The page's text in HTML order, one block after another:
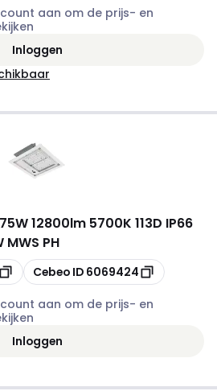
aan om de prijs- en
Inloggen
12800lm 5700K 113D IP66
MWS PH
Kopiëren
Cebeo ID 6069424
aan om de prijs- en
Inloggen